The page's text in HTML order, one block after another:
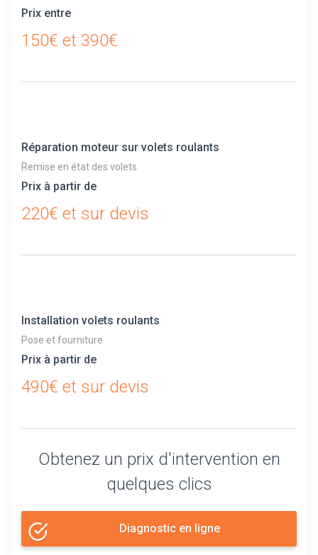
Prix entre
150€ et 390€
Réparation moteur sur volets roulants
Remise en état des volets
Prix à partir de
220€ et sur devis
Installation volets roulants
Pose et fourniture
Prix à partir de
490€ et sur devis
Obtenez un prix d'intervention en
quelques clics
Diagnostic en ligne